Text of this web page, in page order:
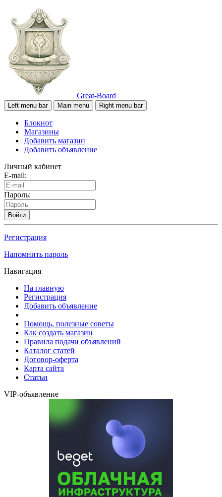
Great-Board
Left menu bar Main menu Right menu bar
Блокнот
Магазины
Добавить магазин
Добавить объявление
Личный кабинет
E-mail:
Пароль:
Войти
Регистрация
Напомнить пароль
Навигация
На главную
Регистрация
Добавить объявление
Помощь, полезные советы
Как создать магазин
Правила подачи объявлений
Каталог статей
Договор-оферта
Карта сайта
Статьи
VIP-объявление